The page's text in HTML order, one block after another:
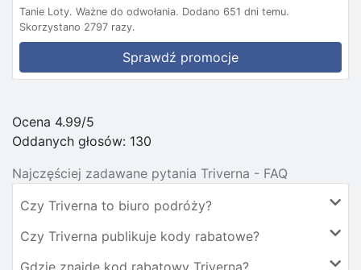
Tanie Loty. Ważne do odwołania. Dodano 651 dni temu.
Skorzystano 2797 razy.
Sprawdź promocje
Ocena 4.99/5
Oddanych głosów: 130
Najczęściej zadawane pytania Triverna - FAQ
Czy Triverna to biuro podróży?
Czy Triverna publikuje kody rabatowe?